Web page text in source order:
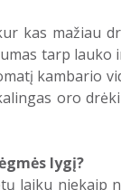
kas mažiau
tarp
kambario
oro
lygį?
laiku niekaip